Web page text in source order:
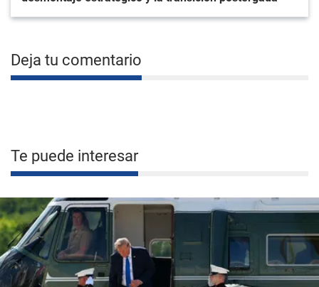
Deja tu comentario
Te puede interesar